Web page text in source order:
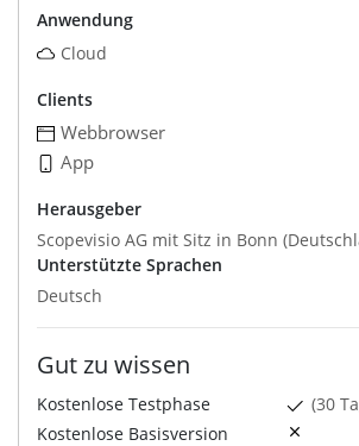
Anwendung
Cloud
Clients
Webbrowser
App
Herausgeber
Scopevisio AG mit Sitz in Bonn
Unterstützte Sprachen
Deutsch
Gut zu wissen
Kostenlose Testphase
(30
Kostenlose Basisversion